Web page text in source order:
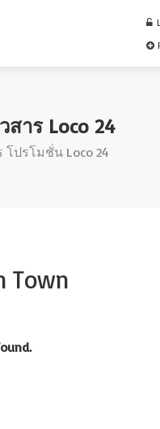
สาร Loco 24
โปรโมชั่น Loco 24
Town